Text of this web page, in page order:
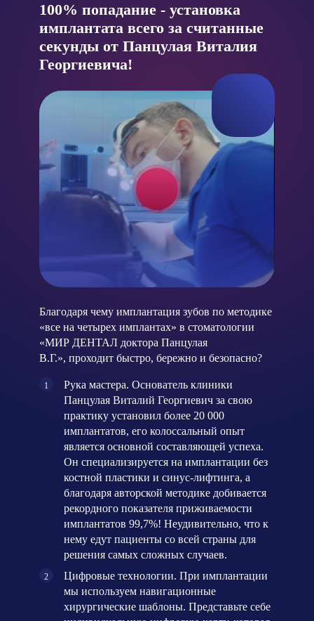
100% попадание - установка
имплантата всего за считанные
секунды от Панцулая Виталия
Георгиевича!
Благодаря чему имплантация зубов по методике
«все на четырех имплантах» в стоматологии
«МИР ДЕНТАЛ доктора Панцулая
В.Г.», проходит быстро, бережно и безопасно?
Рука мастера. Основатель клиники
Панцулая Виталий Георгиевич за свою
практику установил более 20 000
имплантатов, его колоссальный опыт
является основной составляющей успеха.
Он специализируется на имплантации без
костной пластики и синус-лифтинга, а
благодаря авторской методике добивается
рекордного показателя приживаемости
имплантатов 99,7%! Неудивительно, что к
нему едут пациенты со всей страны для
решения самых сложных случаев.
Цифровые технологии. При имплантации
мы используем навигационные
хирургические шаблоны. Представьте себе